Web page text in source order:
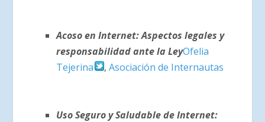
Acoso en Internet: Aspectos legales y
responsabilidad ante la LeyOfelia
Tejerina
, Asociación de Internautas
Uso Seguro y Saludable de Internet: